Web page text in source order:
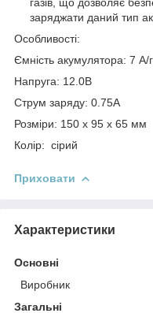
заряджати даний тип
Особливості:
Ємність акумулятора: 7 А/
Напруга: 12.0В
Струм заряду: 0.75А
Розміри: 150 x 95 x 65 мм
Колір: сірий
Приховати
Характеристики
Основні
Виробник
Загальні